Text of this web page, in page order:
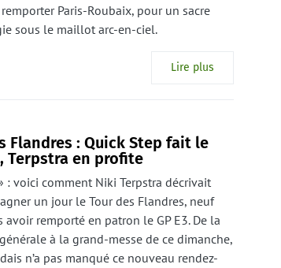
Paris-Roubaix, pour un sacre
sous le maillot arc-en-ciel.
Lire plus
Flandres : Quick Step fait le
Terpstra en profite
: voici comment Niki Terpstra décrivait
un jour le Tour des Flandres, neuf
avoir remporté en patron le GP E3. De la
à la grand-messe de ce dimanche,
n’a pas manqué ce nouveau rendez-